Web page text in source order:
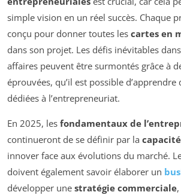
simple vision en un réel succès. Chaque
conçu pour donner toutes les cartes en
dans son projet. Les défis inévitables
affaires peuvent être surmontés grâce à
éprouvées, qu’il est possible d’apprendre
dédiées à l’entrepreneuriat.
En 2025, les fondamentaux de
continueront de se définir par la
innover face aux évolutions du marché.
doivent également savoir élaborer un
développer une stratégie commerciale